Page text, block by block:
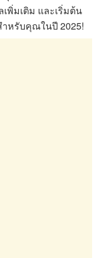
พิ่มเติม และเริ่มต้น
ำหรับคุณในปี 2025!